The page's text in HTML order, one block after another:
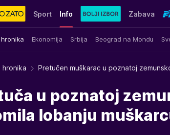
Sport Info
Ekonomija Srbija Beograd na Mondu
Zabava
hronika Pretučen muškarac u poznatoj
u poznatoj
lobanju